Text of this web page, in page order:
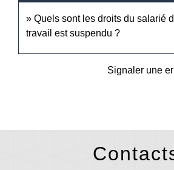
Quels sont les droits du salarié
travail est suspendu ?
Signaler une